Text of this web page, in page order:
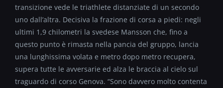
transizione vede le triathlete distanziate di un secondo
uno dall’altra. Decisiva la frazione di corsa a piedi: negli
ultimi 1,9 chilometri la svedese Mansson che, fino a
questo punto è rimasta nella pancia del gruppo, lancia
una lunghissima volata e metro dopo metro recupera,
supera tutte le avversarie ed alza le braccia al cielo sul
traguardo di corso Genova. “Sono davvero molto contenta